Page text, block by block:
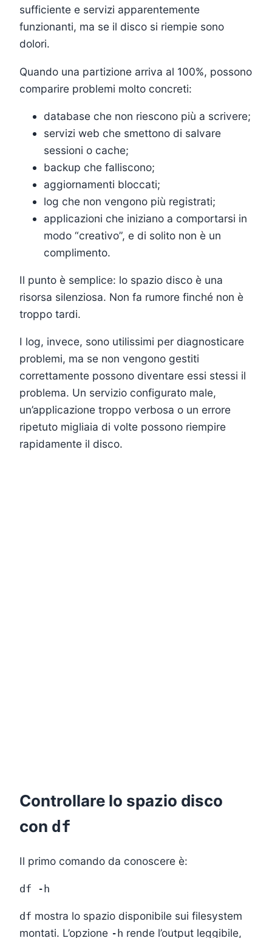
sufficiente e servizi apparentemente
funzionanti, ma se il disco si riempie sono
dolori.
Quando una partizione arriva al 100%, possono
comparire problemi molto concreti:
database che non riescono più a scrivere;
servizi web che smettono di salvare
sessioni o cache;
backup che falliscono;
aggiornamenti bloccati;
log che non vengono più registrati;
applicazioni che iniziano a comportarsi in
modo “creativo”, e di solito non è un
complimento.
Il punto è semplice: lo spazio disco è una
risorsa silenziosa. Non fa rumore finché non è
troppo tardi.
I log, invece, sono utilissimi per diagnosticare
problemi, ma se non vengono gestiti
correttamente possono diventare essi stessi il
problema. Un servizio configurato male,
un’applicazione troppo verbosa o un errore
ripetuto migliaia di volte possono riempire
rapidamente il disco.
Controllare lo spazio disco
con df
Il primo comando da conoscere è:
df mostra lo spazio disponibile sui filesystem
montati. L’opzione -h rende l’output leggibile,